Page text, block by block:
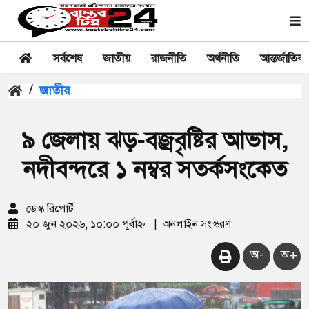
সর্বশেষ জাতীয় রাজনীতি অর্থনীতি আন্তর্জাতিক
/ জাতীয়
৯ জেলায় ঝড়-বজ্রবৃষ্টির আভাস,
নদীবন্দরে ১ নম্বর সতর্কসংকেত
ডেস্ক রিপোর্ট
২০ জুন ২০২৬, ১০:০০ পূর্বাহ্ন
অনলাইন সংস্করণ
অ- অ+